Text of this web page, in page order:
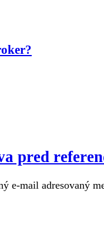
pred
e-mail adresovaný